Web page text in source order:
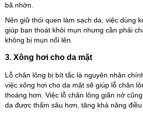
bã nhờn.
Nên giữ thói quen làm sạch da, việc dùng
giúp bạn thoát khỏi mụn nhưng cần phải
không bị mụn nổi lên.
3. Xông hơi cho da mặt
Lỗ chân lông bị bít tắc là nguyên nhân
việc xông hơi cho da mặt sẽ giúp lỗ chân
thoáng hơn. Việc lỗ chân lông giãn nở
da được thấm sâu hơn, tăng khả năng điều